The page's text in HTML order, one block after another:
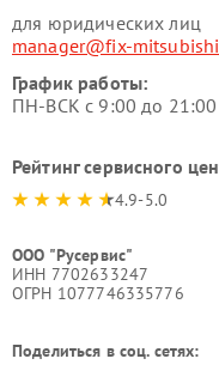
для юридических лиц
manager@fix-
График работы:
ПН-ВСК с 9:00 до
Рейтинг сервисного
4.9-5.0
ООО "Русервис"
ИНН 7702633247
ОГРН 1077746335776
Поделиться в соц. сетях: